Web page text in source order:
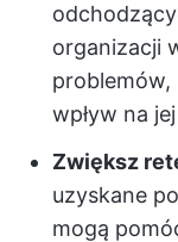
organizacji
wpływ na
Zwiększ
uzyskane
mogą